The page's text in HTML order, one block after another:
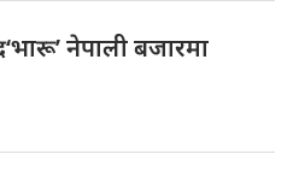
‘भारू’ नेपाली बजारमा